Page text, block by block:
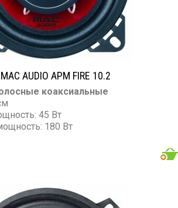
AUDIO APM FIRE 10.2
коаксиальные
45 Вт
180 Вт
55 - 20000 Гц
89 дБ
Ом